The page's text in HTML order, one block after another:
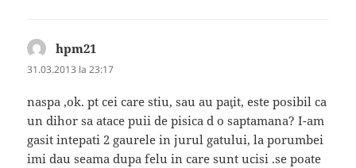
hpm21
31.03.2013 la 23:17
naspa ,ok. pt cei care stiu, sau au paţit, este posibil ca
un dihor sa atace puii de pisica d o saptamana? I-am
gasit intepati 2 gaurele in jurul gatului, la porumbei
imi dau seama dupa felu in care sunt ucisi .se poate